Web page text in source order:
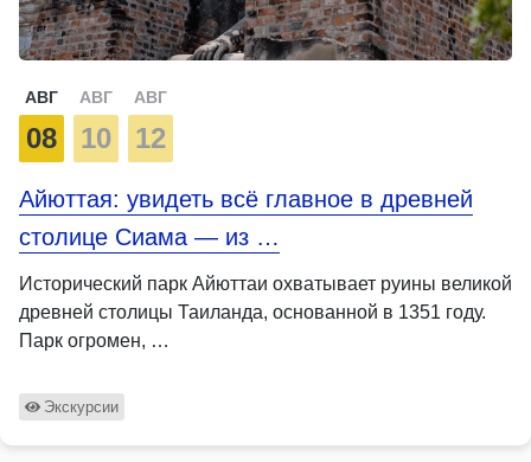
АВГ
08
АВГ
10
АВГ
12
Айюттая: увидеть всё главное в древней
столице Сиама — из …
Исторический парк Айюттаи охватывает руины великой
древней столицы Таиланда, основанной в 1351 году.
Парк огромен, …
Экскурсии